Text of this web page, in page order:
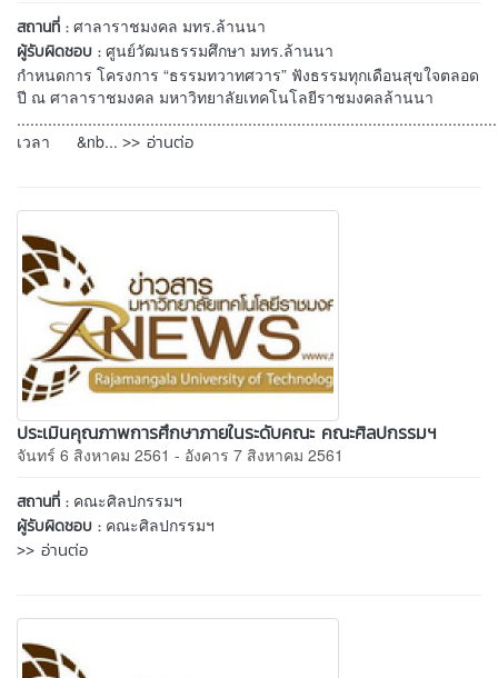
สถานที่ : ศาลาราชมงคล มทร.ล้านนา
ผู้รับผิดชอบ : ศูนย์วัฒนธรรมศึกษา มทร.ล้านนา
กำหนดการ โครงการ “ธรรมทวาทศวาร” ฟังธรรมทุกเดือนสุขใจตลอด
ปี ณ ศาลาราชมงคล มหาวิทยาลัยเทคโนโลยีราชมงคลล้านนา
เวลา &nb... >> อ่านต่อ
ประเมินคุณภาพการศึกษาภายในระดับคณะ คณะศิลปกรรมฯ
จันทร์ 6 สิงหาคม 2561 - อังคาร 7 สิงหาคม 2561
สถานที่ : คณะศิลปกรรมฯ
ผู้รับผิดชอบ : คณะศิลปกรรมฯ
>> อ่านต่อ